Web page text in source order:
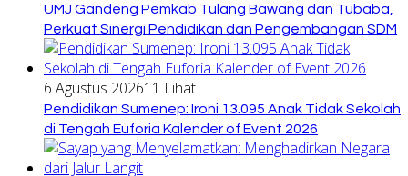
UMJ Gandeng Pemkab Tulang Bawang dan Tubaba,
Perkuat Sinergi Pendidikan dan Pengembangan SDM
6 Agustus 202611 Lihat
Pendidikan Sumenep: Ironi 13.095 Anak Tidak Sekolah
di Tengah Euforia Kalender of Event 2026